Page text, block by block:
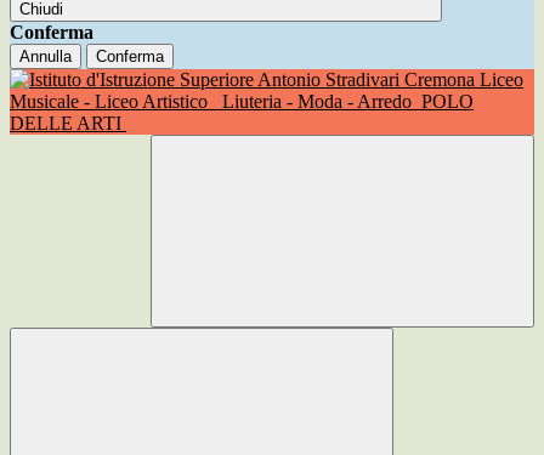
Chiudi
Conferma
Annulla Conferma
Liceo
Musicale - Liceo Artistico
Liuteria - Moda - Arredo POLO
DELLE ARTI